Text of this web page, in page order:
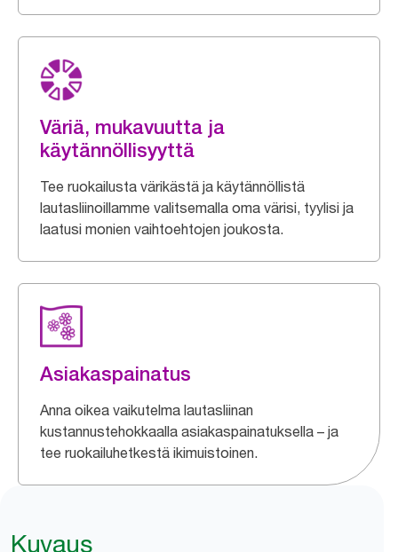
Väriä, mukavuutta ja
käytännöllisyyttä
Tee ruokailusta värikästä ja käytännöllistä
lautasliinoillamme valitsemalla oma värisi, tyylisi ja
laatusi monien vaihtoehtojen joukosta.
Asiakaspainatus
Anna oikea vaikutelma lautasliinan
kustannustehokkaalla asiakaspainatuksella – ja
tee ruokailuhetkestä ikimuistoinen.
Kuvaus